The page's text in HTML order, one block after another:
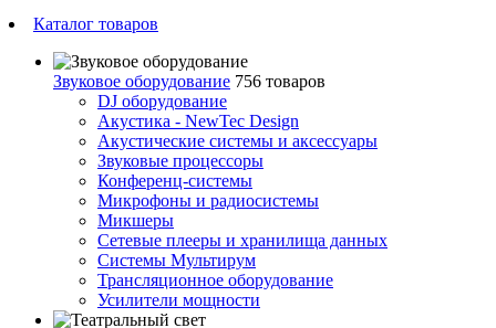
Каталог товаров
Звуковое оборудование 756 товаров
DJ оборудование
Акустика - NewTec Design
Акустические системы и аксессуары
Звуковые процессоры
Конференц-системы
Микрофоны и радиосистемы
Микшеры
Сетевые плееры и хранилища данных
Системы Мультирум
Трансляционное оборудование
Усилители мощности